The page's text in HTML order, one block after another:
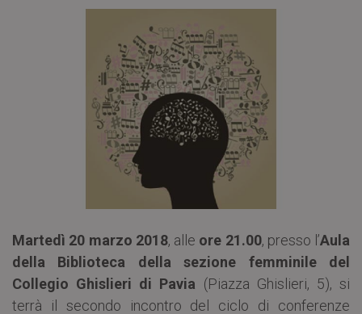
Martedì 20 marzo 2018, alle ore 21.00, presso l’Aula
della Biblioteca della sezione femminile del
Collegio Ghislieri di Pavia (Piazza Ghislieri, 5), si
terrà il secondo incontro del ciclo di conferenze